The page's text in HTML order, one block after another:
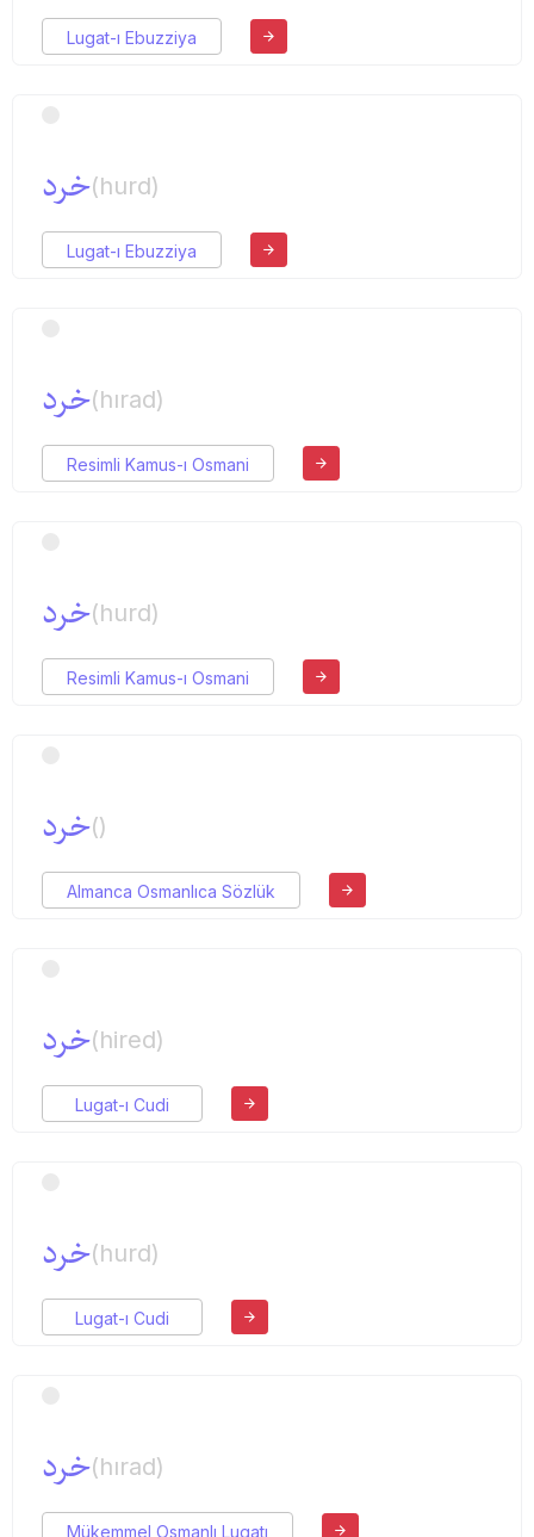
Lugat-ı Ebuzziya
خرد(hurd)
Lugat-ı Ebuzziya
خرد(hırad)
Resimli Kamus-ı Osmani
خرد(hurd)
Resimli Kamus-ı Osmani
خرد()
Almanca Osmanlıca Sözlük
خرد(hired)
Lugat-ı Cudi
خرد(hurd)
Lugat-ı Cudi
خرد(hırad)
Mükemmel Osmanlı Lugatı